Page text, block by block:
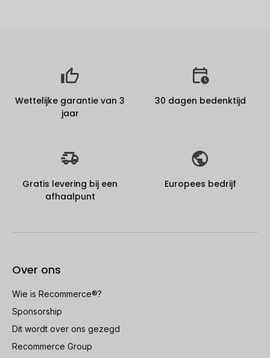
Wettelijke garantie van 3
jaar
30 dagen bedenktijd
Gratis levering bij een
afhaalpunt
Europees bedrijf
Over ons
Wie is Recommerce®?
Sponsorship
Dit wordt over ons gezegd
Recommerce Group